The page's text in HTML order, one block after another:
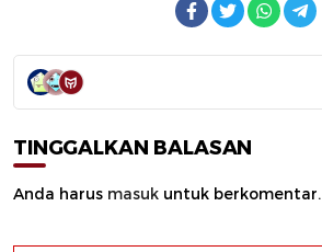
TINGGALKAN BALASAN
Anda harus masuk untuk berkomentar.